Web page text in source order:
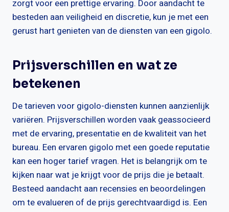
zorgt voor een prettige ervaring. Door aandacht te
besteden aan veiligheid en discretie, kun je met een
gerust hart genieten van de diensten van een gigolo.
Prijsverschillen en wat ze
betekenen
De tarieven voor gigolo-diensten kunnen aanzienlijk
variëren. Prijsverschillen worden vaak geassocieerd
met de ervaring, presentatie en de kwaliteit van het
bureau. Een ervaren gigolo met een goede reputatie
kan een hoger tarief vragen. Het is belangrijk om te
kijken naar wat je krijgt voor de prijs die je betaalt.
Besteed aandacht aan recensies en beoordelingen
om te evalueren of de prijs gerechtvaardigd is. Een